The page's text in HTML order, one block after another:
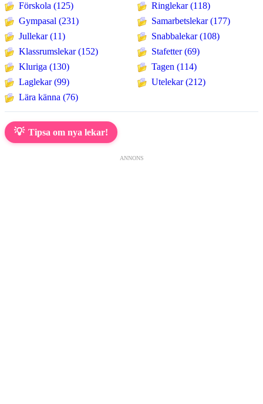
Förskola (125)
Gympasal (231)
Jullekar (11)
Klassrumslekar (152)
Kluriga (130)
Laglekar (99)
Lära känna (76)
Ringlekar (118)
Samarbetslekar (177)
Snabbalekar (108)
Stafetter (69)
Tagen (114)
Utelekar (212)
💡 Tipsa om nya lekar!
ANNONS